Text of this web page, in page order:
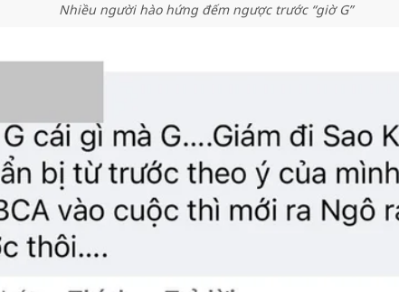
Nhiều người hào hứng đếm ngược trước “giờ G”